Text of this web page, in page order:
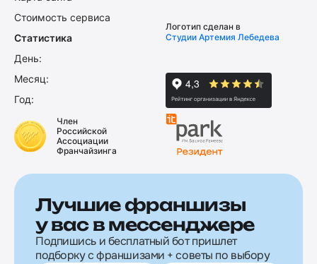
Стоимость сервиса
Статистика
День:
Месяц:
Год:
Логотип сделан в
Студии Артемия Лебедева
Член
Российской
Ассоциации
Франчайзинга
Лучшие франшизы
у вас в мессенджере
Подпишись и бесплатный бот пришлет
подборку с франшизами + советы по выбору